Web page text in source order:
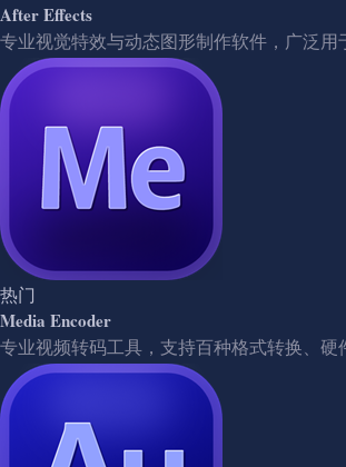
After Effects
专业视觉特效与动态图形制作软件，广泛
热门
Media Encoder
专业视频转码工具，支持百种格式转换、